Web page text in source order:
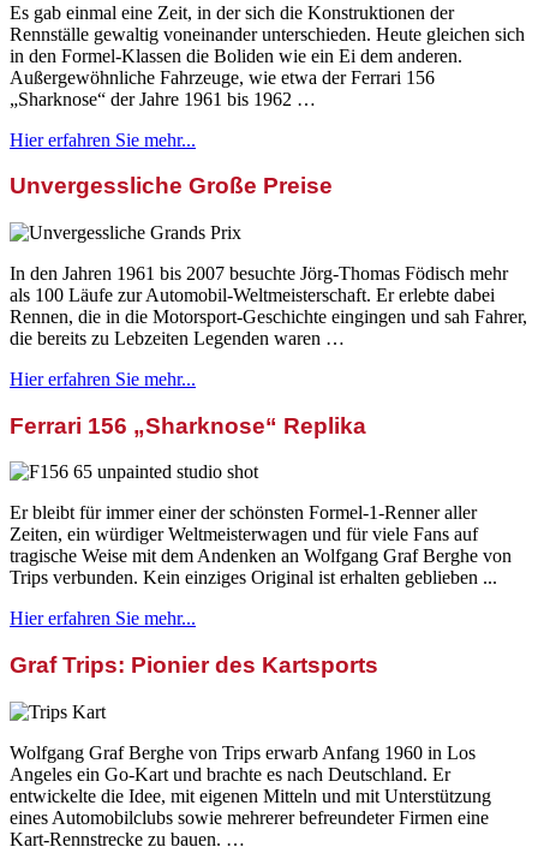
Es gab einmal eine Zeit, in der sich die Konstruktionen der
Rennställe gewaltig voneinander unterschieden. Heute gleichen sich
in den Formel-Klassen die Boliden wie ein Ei dem anderen.
Außergewöhnliche Fahrzeuge, wie etwa der Ferrari 156
„Sharknose“ der Jahre 1961 bis 1962 …
Hier erfahren Sie mehr...
Unvergessliche Große Preise
In den Jahren 1961 bis 2007 besuchte Jörg-Thomas Födisch mehr
als 100 Läufe zur Automobil-Weltmeisterschaft. Er erlebte dabei
Rennen, die in die Motorsport-Geschichte eingingen und sah Fahrer,
die bereits zu Lebzeiten Legenden waren …
Hier erfahren Sie mehr...
Ferrari 156 „Sharknose“ Replika
Er bleibt für immer einer der schönsten Formel-1-Renner aller
Zeiten, ein würdiger Weltmeisterwagen und für viele Fans auf
tragische Weise mit dem Andenken an Wolfgang Graf Berghe von
Trips verbunden. Kein einziges Original ist erhalten geblieben ...
Hier erfahren Sie mehr...
Graf Trips: Pionier des Kartsports
Wolfgang Graf Berghe von Trips erwarb Anfang 1960 in Los
Angeles ein Go-Kart und brachte es nach Deutschland. Er
entwickelte die Idee, mit eigenen Mitteln und mit Unterstützung
eines Automobilclubs sowie mehrerer befreundeter Firmen eine
Kart-Rennstrecke zu bauen. …